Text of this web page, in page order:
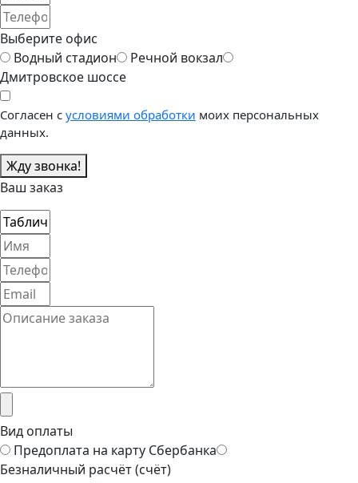
Выберите офис
Водный стадион
Речной вокзал
Дмитровское шоссе
Согласен с условиями обработки моих персональных
данных.
Жду звонка!
Ваш заказ
Вид оплаты
Предоплата на карту Сбербанка
Безналичный расчёт (счёт)